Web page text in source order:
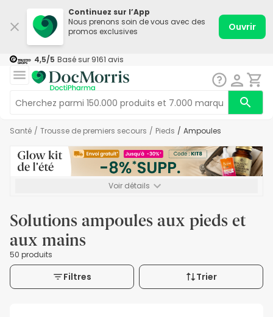
Continuez sur l’App
Nous prenons soin de vous avec des
promos exclusives
Ouvrir
4,5/5 Basé sur 9161 avis
Santé / Trousse de premiers secours / Pieds / Ampoules
Voir détails
Solutions ampoules aux pieds et
aux mains
50 produits
Filtres Trier